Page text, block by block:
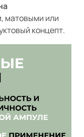
матовыми или
концепт.